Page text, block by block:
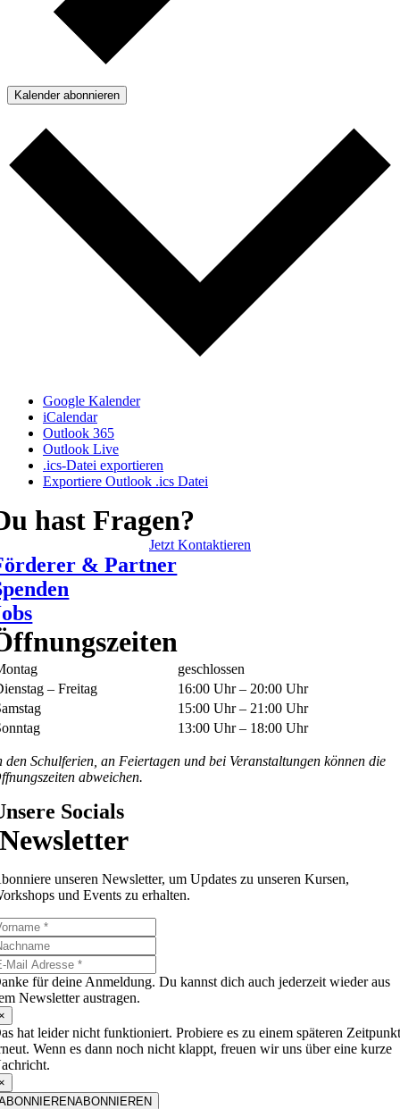
Kalender abonnieren
Google Kalender
iCalendar
Outlook 365
Outlook Live
.ics-Datei exportieren
Exportiere Outlook .ics Datei
hast Fragen?
Jetzt Kontaktieren
& Partner
geschlossen
– Freitag
16:00 Uhr – 20:00 Uhr
15:00 Uhr – 21:00 Uhr
13:00 Uhr – 18:00 Uhr
den Schulferien, an Feiertagen und bei Veranstaltungen können die
abweichen.
Socials
Newsletter
unseren Newsletter, um Updates zu unseren Kursen,
und Events zu erhalten.
für deine Anmeldung. Du kannst dich auch jederzeit wieder aus
Newsletter austragen.
hat leider nicht funktioniert. Probiere es zu einem späteren
Wenn es dann noch nicht klappt, freuen wir uns über eine kurze
ABONNIEREN